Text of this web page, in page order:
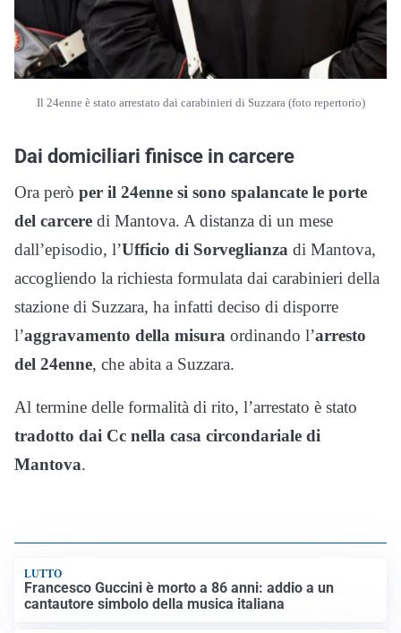
Il 24enne è stato arrestato dai carabinieri di Suzzara (foto repertorio)
Dai domiciliari finisce in carcere
Ora però per il 24enne si sono spalancate le porte
del carcere di Mantova. A distanza di un mese
dall’episodio, l’Ufficio di Sorveglianza di Mantova,
accogliendo la richiesta formulata dai carabinieri della
stazione di Suzzara, ha infatti deciso di disporre
l’aggravamento della misura ordinando l’arresto
del 24enne, che abita a Suzzara.
Al termine delle formalità di rito, l’arrestato è stato
tradotto dai Cc nella casa circondariale di
Mantova.
LUTTO
Francesco Guccini è morto a 86 anni: addio a un
cantautore simbolo della musica italiana